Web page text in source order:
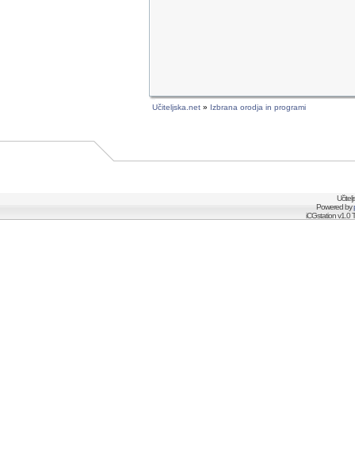
Učiteljska.net » Izbrana orodja in programi
Powered by
iCGstation v1.0